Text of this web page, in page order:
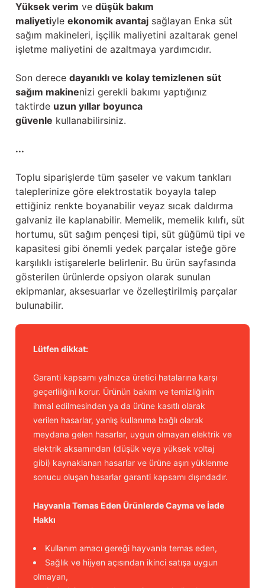
Yüksek verim ve düşük bakım
maliyetiyle ekonomik avantaj sağlayan Enka süt
sağım makineleri, işçilik maliyetini azaltarak genel
işletme maliyetini de azaltmaya yardımcıdır.
Son derece dayanıklı ve kolay temizlenen süt
sağım makinenizi gerekli bakımı yaptığınız
taktirde uzun yıllar boyunca
güvenle kullanabilirsiniz.
...
Toplu siparişlerde tüm şaseler ve vakum tankları
taleplerinize göre elektrostatik boyayla talep
ettiğiniz renkte boyanabilir veyaz sıcak daldırma
galvaniz ile kaplanabilir. Memelik, memelik kılıfı, süt
hortumu, süt sağım pençesi tipi, süt güğümü tipi ve
kapasitesi gibi önemli yedek parçalar isteğe göre
karşılıklı istişarelerle belirlenir. Bu ürün sayfasında
gösterilen ürünlerde opsiyon olarak sunulan
ekipmanlar, aksesuarlar ve özelleştirilmiş parçalar
bulunabilir.
Lütfen dikkat:
Garanti kapsamı yalnızca üretici hatalarına karşı
geçerliliğini korur. Ürünün bakım ve temizliğinin
ihmal edilmesinden ya da ürüne kasıtlı olarak
verilen hasarlar, yanlış kullanıma bağlı olarak
meydana gelen hasarlar, uygun olmayan elektrik ve
elektrik aksamından (düşük veya yüksek voltaj
gibi) kaynaklanan hasarlar ve ürüne aşırı yüklenme
sonucu oluşan hasarlar garanti kapsamı dışındadır.
Hayvanla Temas Eden Ürünlerde Cayma ve İade
Hakkı
Kullanım amacı gereği hayvanla temas eden,
Sağlık ve hijyen açısından ikinci satışa uygun
olmayan,